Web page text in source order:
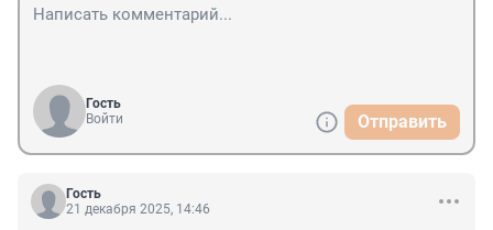
Гость
Войти
Отправить
Гость
21 декабря 2025, 14:46